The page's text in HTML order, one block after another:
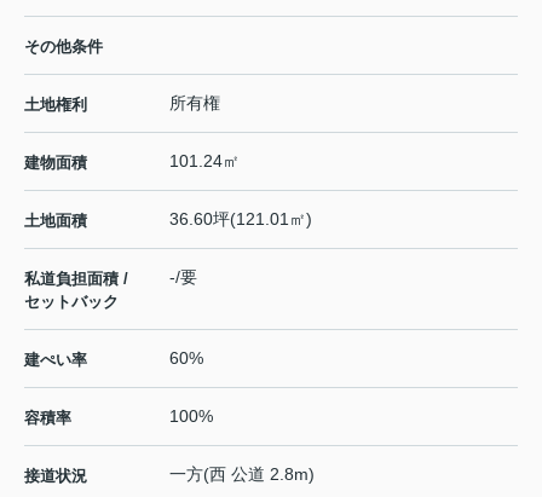
その他条件
土地権利 所有権
建物面積 101.24㎡
土地面積 36.60坪(121.01㎡)
私道負担面積 /
セットバック
-/要
建ぺい率 60%
容積率 100%
接道状況 一方(西 公道 2.8m)